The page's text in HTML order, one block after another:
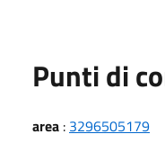
Punti di
area : 3296505179